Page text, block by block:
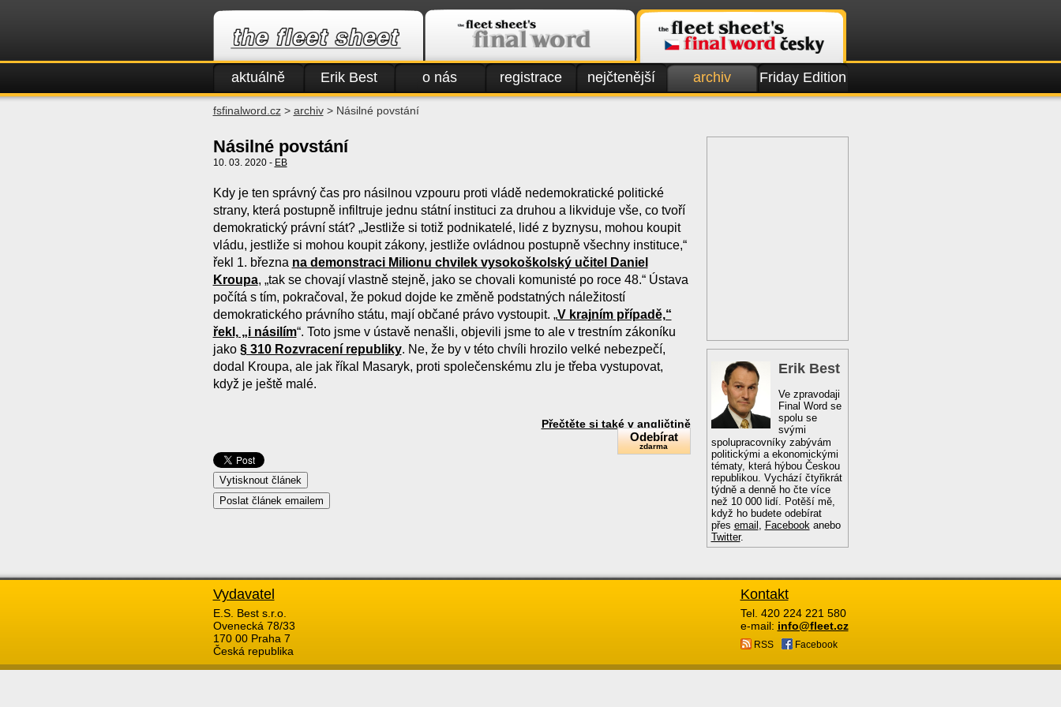
aktuálně Erik Best o nás registrace nejčtenější archiv Friday Edition
fsfinalword.cz> archiv> Násilné povstání
Násilné povstání
10. 03. 2020 - EB
Kdy je ten správný čas pro násilnou vzpouru proti vládě nedemokratické politické
strany, která postupně infiltruje jednu státní instituci za druhou a likviduje vše, co tvoří
demokratický právní stát? „Jestliže si totiž podnikatelé, lidé z byznysu, mohou koupit
vládu, jestliže si mohou koupit zákony, jestliže ovládnou postupně všechny instituce,“
řekl 1. března na demonstraci Milionu chvilek vysokoškolský učitel Daniel
Kroupa, „tak se chovají vlastně stejně, jako se chovali komunisté po roce 48.“ Ústava
počítá s tím, pokračoval, že pokud dojde ke změně podstatných náležitostí
demokratického právního státu, mají občané právo vystoupit. „V krajním případě,“
řekl, „i násilím“. Toto jsme v ústavě nenašli, objevili jsme to ale v trestním zákoníku
jako § 310 Rozvracení republiky. Ne, že by v této chvíli hrozilo velké nebezpečí,
dodal Kroupa, ale jak říkal Masaryk, proti společenskému zlu je třeba vystupovat,
když je ještě malé.
Přečtěte si také v angličtině
Odebírat
zdarma
Erik Best
Ve zpravodaji
Final Word se
spolu se
svými
spolupracovníky zabývám
politickými a ekonomickými
tématy, která hýbou Českou
republikou. Vychází čtyřikrát
týdně a denně ho čte více
než 10 000 lidí. Potěší mě,
když ho budete odebírat
přes email , Facebookanebo
Twitter.
Kontakt
Tel. 420 224 221 580
e-mail: info@fleet.cz
RSS Facebook
Vydavatel
E.S. Best s.r.o.
Ovenecká 78/33
170 00 Praha 7
Česká republika